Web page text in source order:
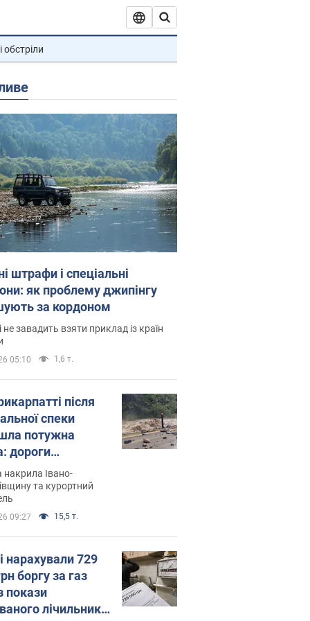
обстріли
штрафи і спеціальні
як проблему джипінгу
за кордоном
не завадить взяти приклад із країн
05:10 1,6 т.
після
спеки
потужна
дороги
на
Відео
накрила Івано-
та курортний
09:27 15,5 т.
нарахували 729
боргу за газ
покази
лічильника: